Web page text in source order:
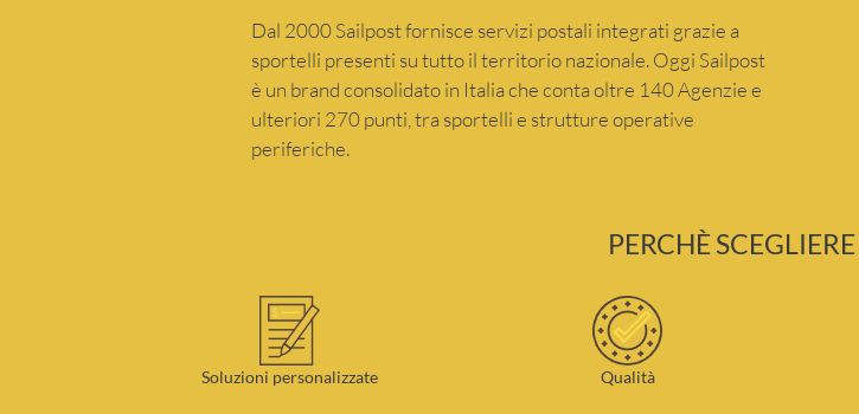
Dal 2000 Sailpost fornisce servizi postali integrati grazie a
sportelli presenti su tutto il territorio nazionale. Oggi Sailpost
è un brand consolidato in Italia che conta oltre 140 Agenzie e
ulteriori 270 punti, tra sportelli e strutture operative
periferiche.
PERCHÈ SCEGLIERE
Soluzioni personalizzate Qualità